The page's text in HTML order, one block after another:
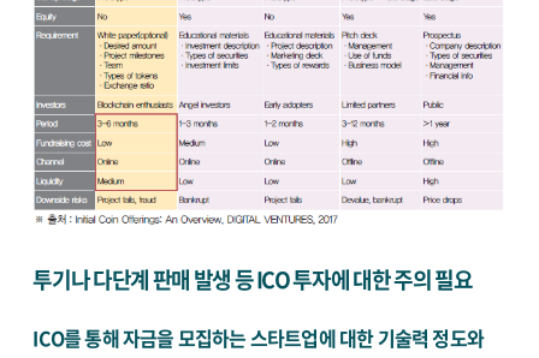
투기나 다단계 판매 발생 등 ICO 투자에 대한 주의 필요
ICO를 통해 자금을 모집하는 스타트업에 대한 기술력 정도와